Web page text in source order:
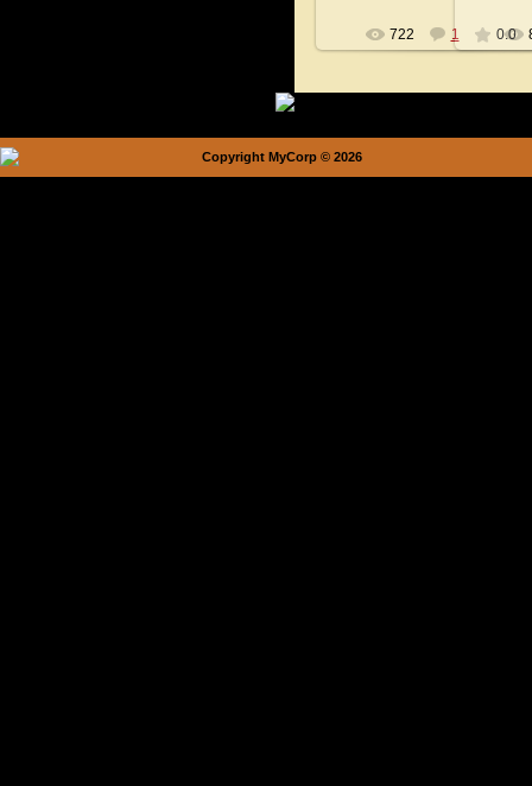
722 1 0.0
Copyright MyCorp © 2026